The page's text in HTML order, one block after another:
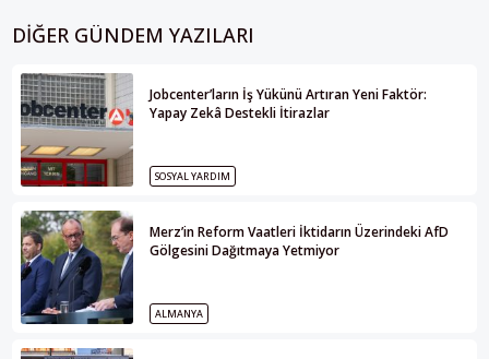
DIĞER GÜNDEM YAZILARI
Jobcenter’ların İş Yükünü Artıran Yeni Faktör:
Yapay Zekâ Destekli İtirazlar
SOSYAL YARDIM
Merz’in Reform Vaatleri İktidarın Üzerindeki AfD
Gölgesini Dağıtmaya Yetmiyor
ALMANYA